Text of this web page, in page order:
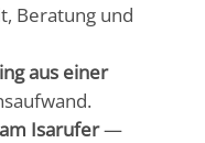
Beratung und
aus einer
Isarufer—